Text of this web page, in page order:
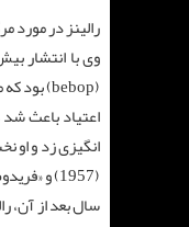
رالینز در
(bebop) بود که موسیقی جَز را به قلمروی جدیدی برد.
(1957) و «فریدوم سوئیت» (1958) ضبط کرد.